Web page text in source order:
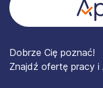
Dobrze Cię poznać!
Znajdź ofertę pracy i